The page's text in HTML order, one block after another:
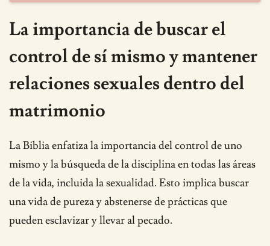
La importancia de buscar el
control de sí mismo y mantener
relaciones sexuales dentro del
matrimonio
La Biblia enfatiza la importancia del control de uno
mismo y la búsqueda de la disciplina en todas las áreas
de la vida, incluida la sexualidad. Esto implica buscar
una vida de pureza y abstenerse de prácticas que
pueden esclavizar y llevar al pecado.